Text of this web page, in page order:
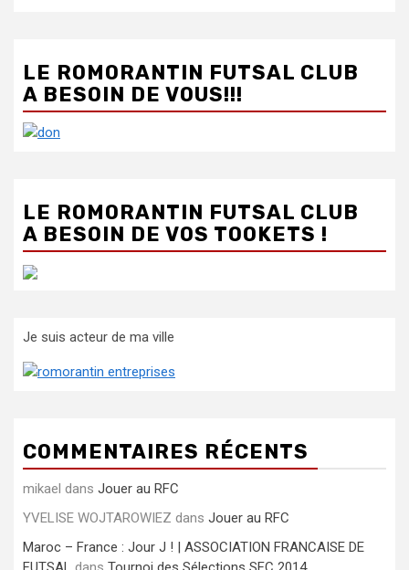
LE ROMORANTIN FUTSAL CLUB
A BESOIN DE VOUS!!!
LE ROMORANTIN FUTSAL CLUB
A BESOIN DE VOS TOOKETS !
Je suis acteur de ma ville
COMMENTAIRES RÉCENTS
mikael dans Jouer au RFC
YVELISE WOJTAROWIEZ dans Jouer au RFC
Maroc – France : Jour J ! | ASSOCIATION FRANCAISE DE